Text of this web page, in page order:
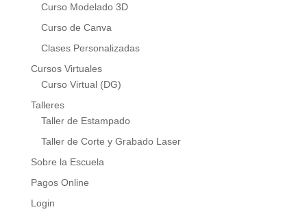
Curso Modelado 3D
Curso de Canva
Clases Personalizadas
Cursos Virtuales
Curso Virtual (DG)
Talleres
Taller de Estampado
Taller de Corte y Grabado Laser
Sobre la Escuela
Pagos Online
Login